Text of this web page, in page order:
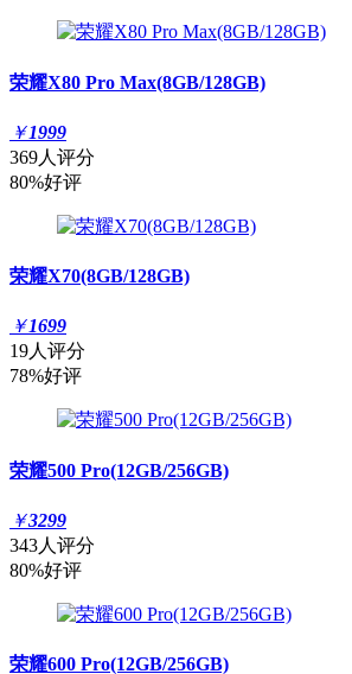
荣耀X80 Pro Max(8GB/128GB)
￥1999
369人评分
80%好评
荣耀X70(8GB/128GB)
￥1699
19人评分
78%好评
荣耀500 Pro(12GB/256GB)
￥3299
343人评分
80%好评
荣耀600 Pro(12GB/256GB)